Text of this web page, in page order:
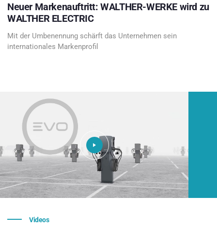
Neuer Markenauftritt: WALTHER-WERKE wird zu
WALTHER ELECTRIC
Mit der Umbenennung schärft das Unternehmen sein
internationales Markenprofil
Videos